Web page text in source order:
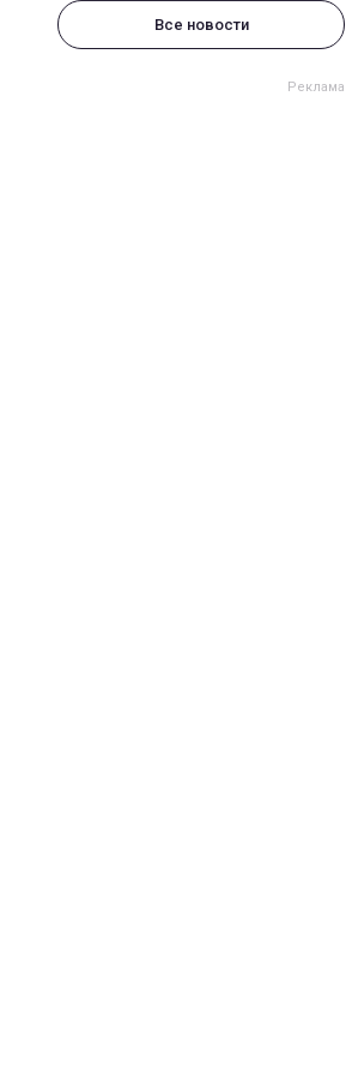
Все новости